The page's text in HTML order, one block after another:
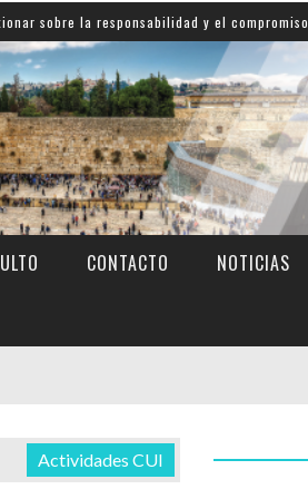
la responsabilidad y el compromiso con Israel
CONTACTO NOTICIAS
Actividades CUI